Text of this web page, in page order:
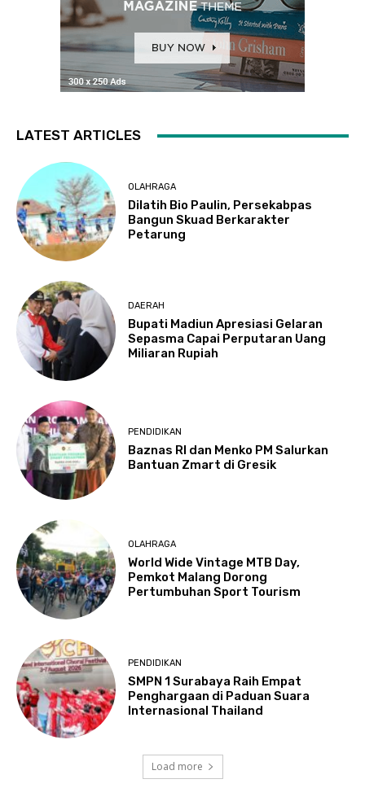
LATEST ARTICLES
OLAHRAGA
Dilatih Bio Paulin, Persekabpas
Bangun Skuad Berkarakter
Petarung
DAERAH
Bupati Madiun Apresiasi Gelaran
Sepasma Capai Perputaran Uang
Miliaran Rupiah
PENDIDIKAN
Baznas RI dan Menko PM Salurkan
Bantuan Zmart di Gresik
OLAHRAGA
World Wide Vintage MTB Day,
Pemkot Malang Dorong
Pertumbuhan Sport Tourism
PENDIDIKAN
SMPN 1 Surabaya Raih Empat
Penghargaan di Paduan Suara
Internasional Thailand
Load more